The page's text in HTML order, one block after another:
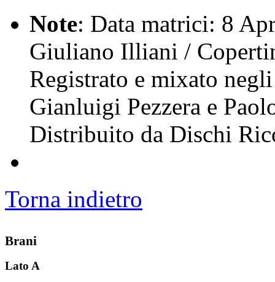
Note: Data matrici: 8
Giuliano Illiani /
Registrato e mixato
Gianluigi Pezzera e
Distribuito da Dischi
Torna indietro
Brani
Lato A